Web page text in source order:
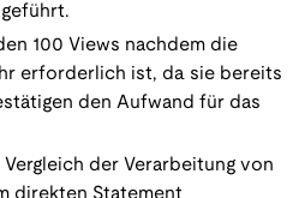
100 Views nachdem die
erforderlich ist, da sie bereits
den Aufwand für das
der Verarbeitung von
direkten Statement